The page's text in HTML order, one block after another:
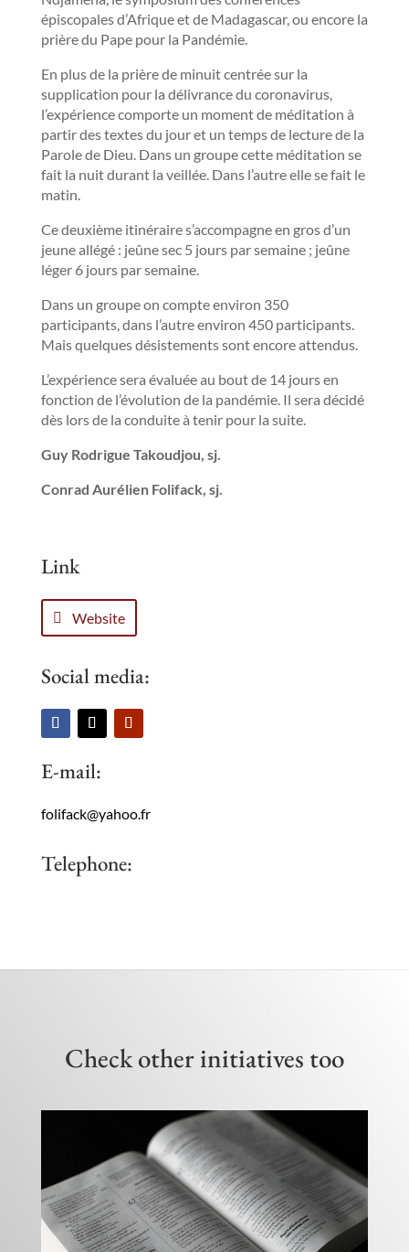
épiscopales d’Afrique et de Madagascar, ou encore la
prière du Pape pour la Pandémie.
En plus de la prière de minuit centrée sur la
supplication pour la délivrance du coronavirus,
l’expérience comporte un moment de méditation à
partir des textes du jour et un temps de lecture de la
Parole de Dieu. Dans un groupe cette méditation se
fait la nuit durant la veillée. Dans l’autre elle se fait le
matin.
Ce deuxième itinéraire s’accompagne en gros d’un
jeune allégé : jeûne sec 5 jours par semaine ; jeûne
léger 6 jours par semaine.
Dans un groupe on compte environ 350
participants, dans l’autre environ 450 participants.
Mais quelques désistements sont encore attendus.
L’expérience sera évaluée au bout de 14 jours en
fonction de l’évolution de la pandémie. Il sera décidé
dès lors de la conduite à tenir pour la suite.
Guy Rodrigue Takoudjou, sj.
Conrad Aurélien Folifack, sj.
Link
Website
Social media:
E-mail:
folifack@yahoo.fr
Telephone:
Check other initiatives too